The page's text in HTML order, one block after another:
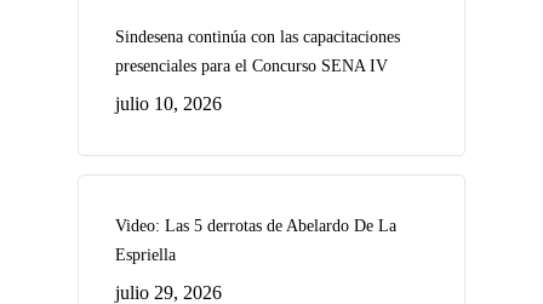
Sindesena continúa con las capacitaciones
presenciales para el Concurso SENA IV
julio 10, 2026
Video: Las 5 derrotas de Abelardo De La
Espriella
julio 29, 2026